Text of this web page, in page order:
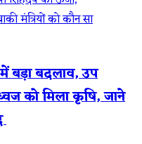
बड़ा बदलाव, उप
को मिला कृषि, जाने